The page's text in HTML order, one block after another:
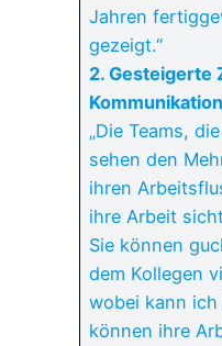
Jahren
gezeigt.“
2. Gesteigerte
„Die Teams,
sehen den
ihren
ihre Arbeit
Sie können
dem Kollegen
wobei kann
können ihre